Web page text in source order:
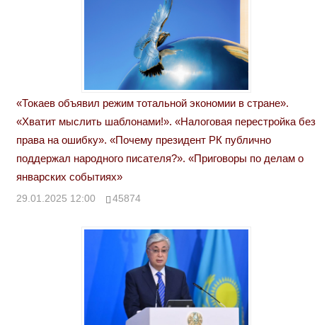
«Токаев объявил режим тотальной экономии в стране».
«Хватит мыслить шаблонами!». «Налоговая перестройка без
права на ошибку». «Почему президент РК публично
поддержал народного писателя?». «Приговоры по делам о
январских событиях»
29.01.2025 12:00 45874